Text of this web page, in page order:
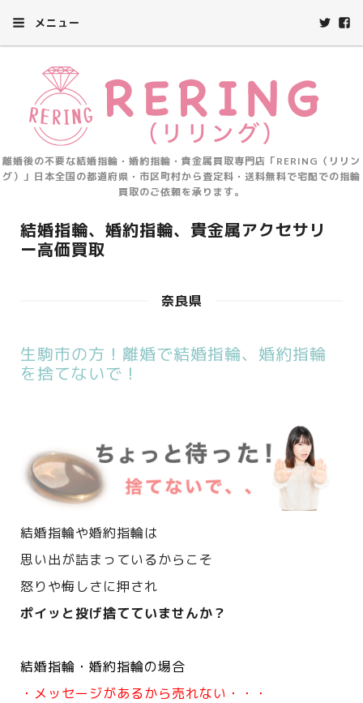
メニュー
離婚後の不要な結婚指輪・婚約指輪・貴金属買取専門店「RERING（リリン
グ）」日本全国の都道府県・市区町村から査定料・送料無料で宅配での指輪
買取のご依頼を承ります。
結婚指輪、婚約指輪、貴金属アクセサリ
ー高価買取
奈良県
生駒市の方！離婚で結婚指輪、婚約指輪
を捨てないで！
結婚指輪や婚約指輪は
思い出が詰まっているからこそ
怒りや悔しさに押され
ポイッと投げ捨てていませんか？
結婚指輪・婚約指輪の場合
・メッセージがあるから売れない・・・